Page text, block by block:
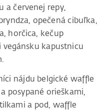
a červenej repy,
opečená cibuľka,
horčica, kečup
vegánsku kapustnicu
nájdu belgické waffle
posypané orieškami,
a pod, waffle